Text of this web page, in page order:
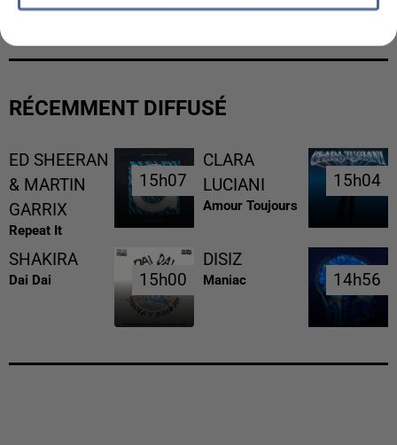
COULÉE DE BOUE EN HAUTE-SAVOIE
RÉCEMMENT DIFFUSÉ
ED SHEERAN
& MARTIN
GARRIX
Repeat It
15h07
15h07
CLARA
LUCIANI
Amour Toujours
15h04
15h04
SHAKIRA
Dai Dai 15h00
15h00
DISIZ
Maniac 14h56
14h56